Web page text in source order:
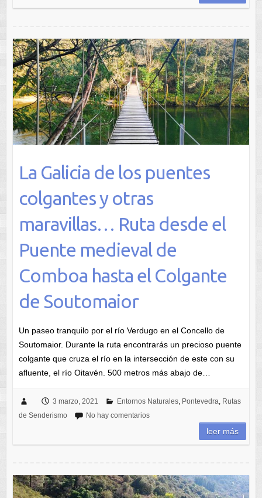
La Galicia de los puentes
colgantes y otras
maravillas… Ruta desde el
Puente medieval de
Comboa hasta el Colgante
de Soutomaior
Un paseo tranquilo por el río Verdugo en el Concello de
Soutomaior. Durante la ruta encontrarás un precioso puente
colgante que cruza el río en la intersección de este con su
afluente, el río Oitavén. 500 metros más abajo de…
3 marzo, 2021 Entornos Naturales, Pontevedra, Rutas
de Senderismo
No hay comentarios
leer más